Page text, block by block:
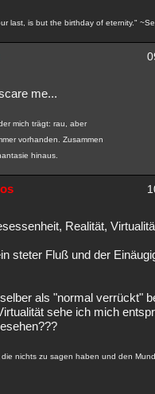
last, is but the birthday of eternity."
me...
mich trägt: rau, aber
vorhanden. Zusammen
hinaus.
Realität,
steter Fluß und der
als "normal verrückt"
sehe ich mich
nichts zu sagen haben und den Mund